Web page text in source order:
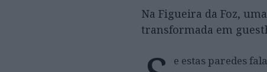
Na Figueira da Foz,
transformada em
e estas paredes